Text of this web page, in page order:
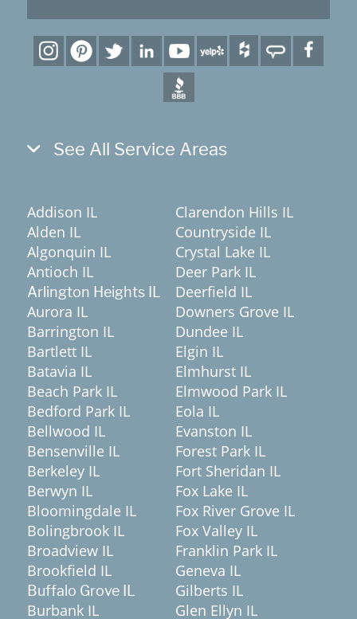
See All Service Areas
Addison IL
Alden IL
Algonquin IL
Antioch IL
Arlington Heights IL
Aurora IL
Barrington IL
Bartlett IL
Batavia IL
Beach Park IL
Bedford Park IL
Bellwood IL
Bensenville IL
Berkeley IL
Berwyn IL
Bloomingdale IL
Bolingbrook IL
Broadview IL
Brookfield IL
Buffalo Grove IL
Burbank IL
Clarendon Hills IL
Countryside IL
Crystal Lake IL
Deer Park IL
Deerfield IL
Downers Grove IL
Dundee IL
Elgin IL
Elmhurst IL
Elmwood Park IL
Eola IL
Evanston IL
Forest Park IL
Fort Sheridan IL
Fox Lake IL
Fox River Grove IL
Fox Valley IL
Franklin Park IL
Geneva IL
Gilberts IL
Glen Ellyn IL